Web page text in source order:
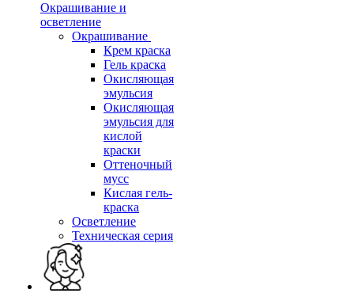
Окрашивание и
осветление
Окрашивание
Крем краска
Гель краска
Окисляющая
эмульсия
Окисляющая
эмульсия для
кислой
краски
Оттеночный
мусс
Кислая гель-
краска
Осветление
Техническая серия